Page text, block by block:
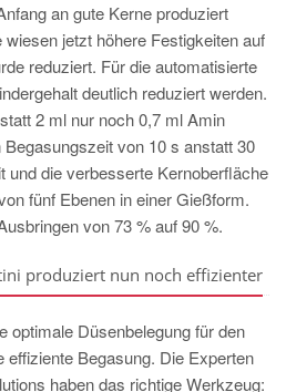
an gute Kerne produziert
jetzt höhere Festigkeiten auf
reduziert. Für die automatisierte
deutlich reduziert werden.
2 ml nur noch 0,7 ml Amin
von 10 s anstatt 30
und die verbesserte Kernoberfläche
fünf Ebenen in einer Gießform.
von 73 % auf 90 %.
produziert nun noch effizienter
optimale Düsenbelegung für den
Begasung. Die Experten
haben das richtige Werkzeug: